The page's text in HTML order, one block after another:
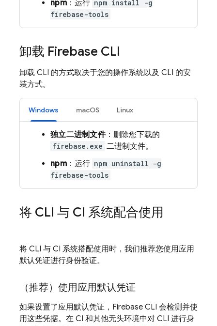
npm：运行 npm install -g
firebase-tools
卸载 Firebase CLI
卸载 CLI 的方式取决于您的操作系统以及 CLI 的安
装方式。
Windows macOS Linux
独立二进制文件：删除您下载的
firebase.exe 二进制文件。
npm：运行 npm uninstall -g
firebase-tools
将 CLI 与 CI 系统配合使用
将 CLI 与 CI 系统搭配使用时，我们推荐您使用应用
默认凭证进行身份验证。
（推荐）使用应用默认凭证
如果设置了应用默认凭证， Firebase CLI 会检测并使
用这些凭据。在 CI 和其他无头环境中对 CLI 进行身